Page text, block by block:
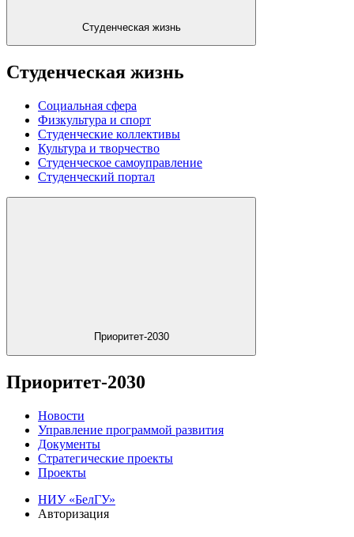
Студенческая жизнь
Студенческая жизнь
Социальная сфера
Физкультура и спорт
Студенческие коллективы
Культура и творчество
Студенческое самоуправление
Студенческий портал
Приоритет-2030
Приоритет-2030
Новости
Управление программой развития
Документы
Стратегические проекты
Проекты
НИУ «БелГУ»
Авторизация